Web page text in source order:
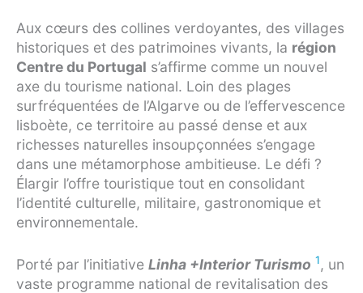
Aux cœurs des collines verdoyantes, des villages
historiques et des patrimoines vivants, la région
Centre du Portugal s’affirme comme un nouvel
axe du tourisme national. Loin des plages
surfréquentées de l’Algarve ou de l’effervescence
lisboète, ce territoire au passé dense et aux
richesses naturelles insoupçonnées s’engage
dans une métamorphose ambitieuse. Le défi ?
Élargir l’offre touristique tout en consolidant
l’identité culturelle, militaire, gastronomique et
environnementale.
Porté par l’initiative Linha +Interior Turismo 1, un
vaste programme national de revitalisation des